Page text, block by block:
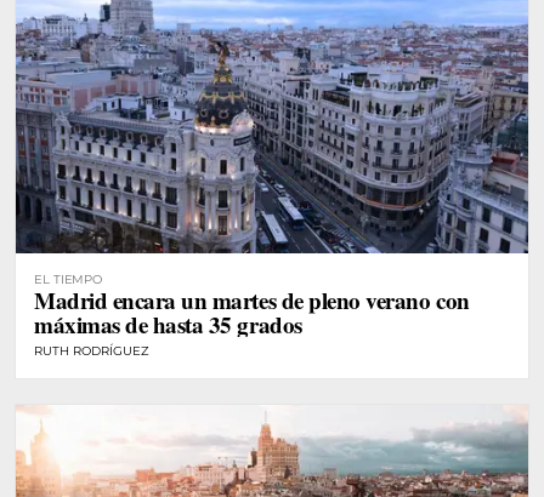
EL TIEMPO
Madrid encara un martes de pleno verano con
máximas de hasta 35 grados
RUTH RODRÍGUEZ